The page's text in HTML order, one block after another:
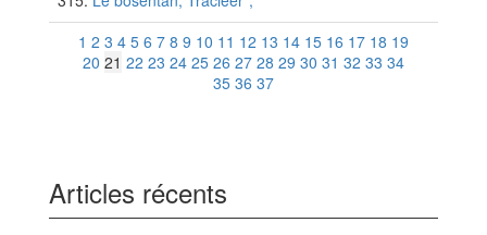
1 2 3 4 5 6 7 8 9 10 11 12 13 14 15 16 17 18 19
20 21 22 23 24 25 26 27 28 29 30 31 32 33 34
35 36 37
Articles récents